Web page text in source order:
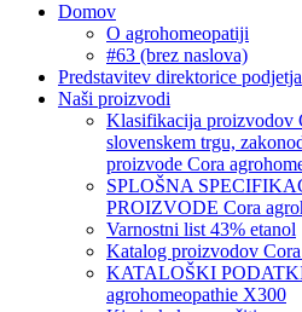
Domov
O agrohomeopatiji
#63 (brez naslova)
Predstavitev direktorice podjetja
Naši proizvodi
Klasifikacija proizvodov
slovenskem trgu,
proizvode Cora
SPLOŠNA
PROIZVODE Cora
Varnostni list 43% etanol
Katalog proizvodov
KATALOŠKI
agrohomeopathie X300